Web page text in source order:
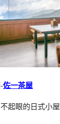
佐一茶屋
起眼的日式小屋